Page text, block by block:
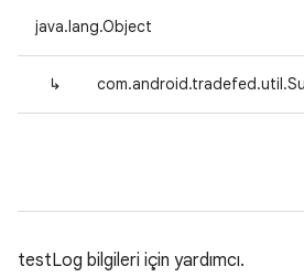
java.lang.Object
↳
testLog bilgileri için yardımcı.